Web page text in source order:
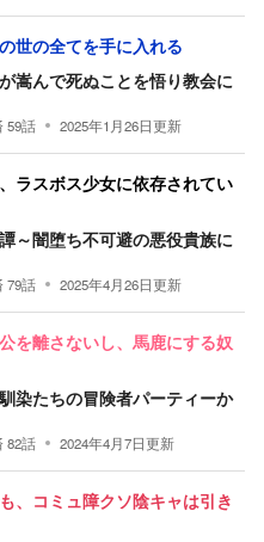
世の全てを手に入れる
嵩んで死ぬことを悟り教会に
59話 2025年1月26日更新
ラスボス少女に依存されてい
～闇堕ち不可避の悪役貴族に
79話 2025年4月26日更新
を離さないし、馬鹿にする奴
染たちの冒険者パーティーか
82話 2024年4月7日更新
、コミュ障クソ陰キャは引き